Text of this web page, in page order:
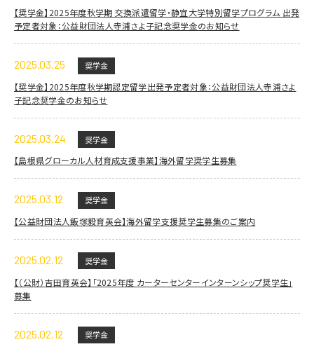
【奨学金】2025年度秋学期 交換派遣留学・静宜大学特別留学プログラム 出発
予定者対象：公益財団法人寺浦さよ子記念奨学金のお知らせ
2025.03.25 奨学金
【奨学金】2025年度秋学期認定留学出発予定者対象：公益財団法人寺浦さよ
子記念奨学金のお知らせ
2025.03.24 奨学金
【島根県グローカル人材育成支援事業】海外留学奨学生募集
2025.03.12 奨学金
【公益財団法人飯塚毅育英会】海外留学支援奨学生募集のご案内
2025.02.12 奨学金
【（公財）吉田育英会】「2025年度 カーターセンターインターンシップ奨学生」
募集
2025.02.12 奨学金